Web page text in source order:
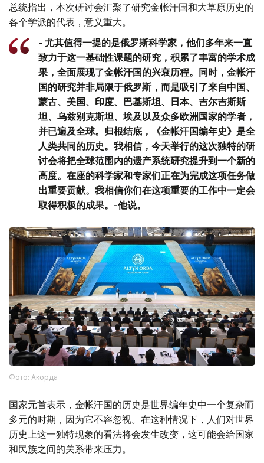
总统指出，本次研讨会汇聚了研究金帐汗国和大草原历史的
各个学派的代表，意义重大。
- 尤其值得一提的是俄罗斯科学家，他们多年来一直
致力于这一基础性课题的研究，积累了丰富的学术成
果，全面展现了金帐汗国的兴衰历程。同时，金帐汗
国的研究并非局限于俄罗斯，而是吸引了来自中国、
蒙古、美国、印度、巴基斯坦、日本、吉尔吉斯斯
坦、乌兹别克斯坦、埃及以及众多欧洲国家的学者，
并已遍及全球。归根结底，《金帐汗国编年史》是全
人类共同的历史。我相信，今天举行的这次独特的研
讨会将把全球范围内的遗产系统研究提升到一个新的
高度。在座的科学家和专家们正在为完成这项任务做
出重要贡献。我相信你们在这项重要的工作中一定会
取得积极的成果。-他说。
Фото: Акорда
国家元首表示，金帐汗国的历史是世界编年史中一个复杂而
多元的时期，因为它不容忽视。在这种情况下，人们对世界
历史上这一独特现象的看法将会发生改变，这可能会给国家
和民族之间的关系带来压力。